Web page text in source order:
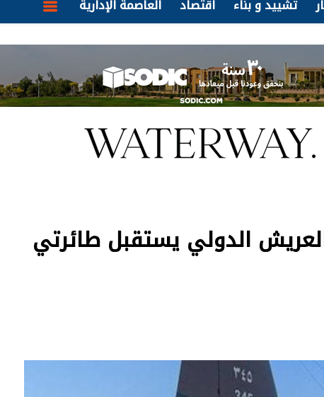
تشييد و بناء اقتصاد العاصمة الإدارية
الدولي يستقبل طائرتي